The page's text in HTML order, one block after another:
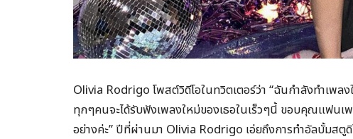
Olivia Rodrigo โพสต์วิดีโอในทวิตเตอร์ว่า “ฉันกำลังทำเพ
ทุกๆคนจะได้รับฟังเพลงใหม่ของเธอในเร็วๆนี้ ขอบคุณแฟ
อย่างค่ะ” ปีที่ผ่านมา Olivia Rodrigo เอ่ยถึงการทำอัลบั้มสตู